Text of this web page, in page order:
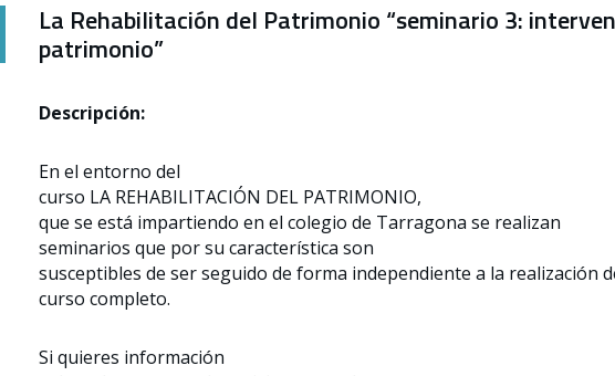
La Rehabilitación del Patrimonio “seminario 3:
patrimonio”
Descripción:
En el entorno del
curso LA REHABILITACIÓN DEL PATRIMONIO,
que se está impartiendo en el colegio de Tarragona se realizan
seminarios que por su característica son
susceptibles de ser seguido de forma independiente a la realización
curso completo.
Si quieres información